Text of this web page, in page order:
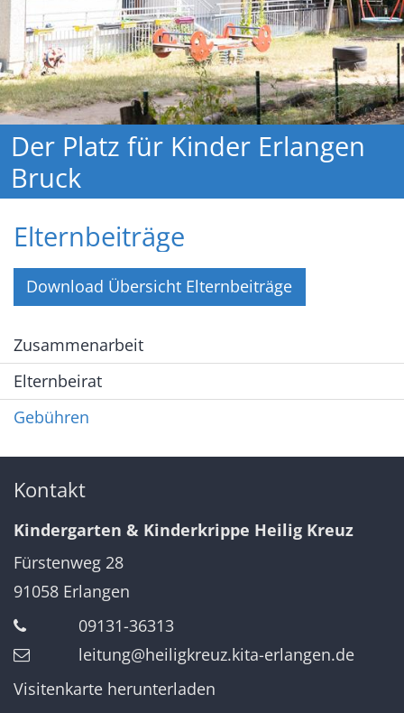
Der Platz für Kinder Erlangen
Bruck
Elternbeiträge
Download Übersicht Elternbeiträge
Zusammenarbeit
Elternbeirat
Gebühren
Kontakt
Kindergarten & Kinderkrippe Heilig Kreuz
Fürstenweg 28
91058 Erlangen
09131-36313
leitung@heiligkreuz.kita-erlangen.de
Visitenkarte herunterladen